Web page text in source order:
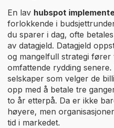
En lav hubspot
forlokkende i
du sparer i dag, ofte
av datagjeld. Datagjeld
og mangelfull strategi
omfattende rydding
selskaper som velger de
opp med å betale tre
to år etterpå. Da er ikke
høyere, men
tid i markedet.